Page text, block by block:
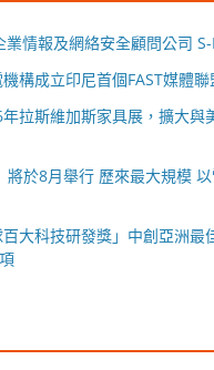
業情報及網絡安全顧問公司
構成立印尼首個FAST媒體聯
拉斯維加斯家具展，擴大與
將於8月舉行 歷來最大規模
大科技研發獎」中創亞洲最